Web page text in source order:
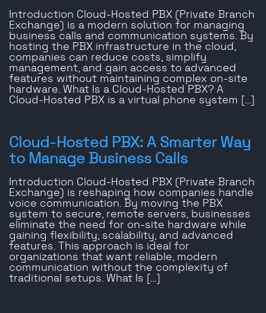
Introduction Cloud-Hosted PBX (Private Branch
Exchange) is a modern solution for managing
business calls and communication systems. By
hosting the PBX infrastructure in the cloud,
companies can reduce costs, simplify
management, and gain access to advanced
features without maintaining complex on-site
hardware. What Is a Cloud-Hosted PBX? A
Cloud-Hosted PBX is a virtual phone system […]
Cloud-Hosted PBX: A Smarter Way
to Manage Business Calls
Introduction Cloud-Hosted PBX (Private Branch
Exchange) is reshaping how companies handle
voice communication. By moving the PBX
system to secure, remote servers, businesses
eliminate the need for on-site hardware while
gaining flexibility, scalability, and advanced
features. This approach is ideal for
organizations that want reliable, modern
communication without the complexity of
traditional setups. What Is […]